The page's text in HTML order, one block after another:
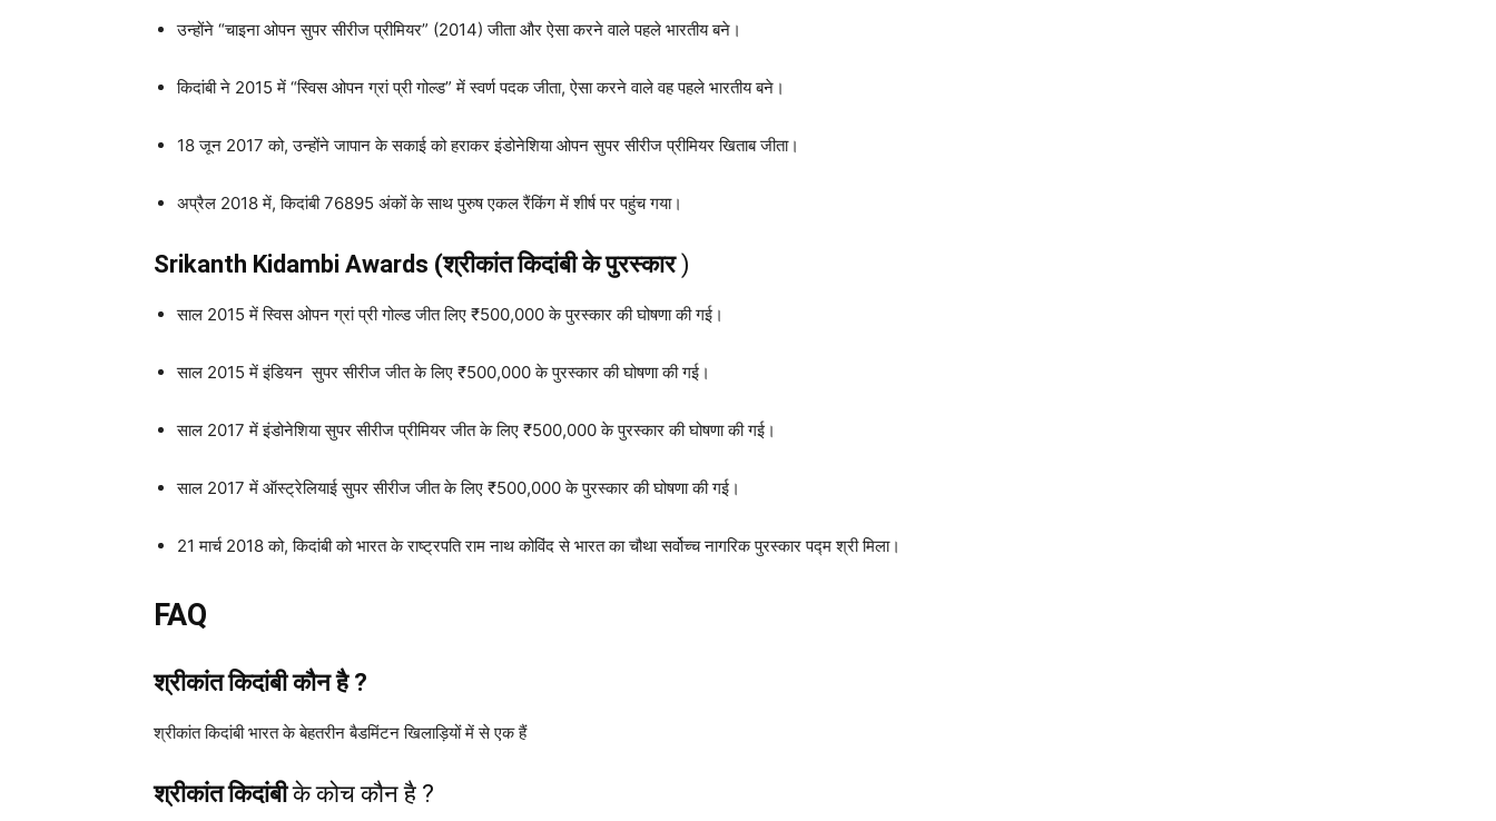
उन्होंने “चाइना ओपन सुपर सीरीज प्रीमियर” (2014) जीता और ऐसा करने वाले पहले भारतीय बने।
किदांबी ने 2015 में “स्विस ओपन ग्रां प्री गोल्ड” में स्वर्ण पदक जीता, ऐसा करने वाले वह पहले भारतीय बने।
18 जून 2017 को, उन्होंने जापान के सकाई को हराकर इंडोनेशिया ओपन सुपर सीरीज प्रीमियर खिताब जीता।
अप्रैल 2018 में, किदांबी 76895 अंकों के साथ पुरुष एकल रैंकिंग में शीर्ष पर पहुंच गया।
Srikanth Kidambi Awards (श्रीकांत किदांबी के पुरस्कार)
साल 2015 में स्विस ओपन ग्रां प्री गोल्ड जीत लिए ₹500,000 के पुरस्कार की घोषणा की गई।
साल 2015 में इंडियन सुपर सीरीज जीत के लिए ₹500,000 के पुरस्कार की घोषणा की गई।
साल 2017 में इंडोनेशिया सुपर सीरीज प्रीमियर जीत के लिए ₹500,000 के पुरस्कार की घोषणा की गई।
साल 2017 में ऑस्ट्रेलियाई सुपर सीरीज जीत के लिए ₹500,000 के पुरस्कार की घोषणा की गई।
21 मार्च 2018 को, किदांबी को भारत के राष्ट्रपति राम नाथ कोविंद से भारत का चौथा सर्वोच्च नागरिक पुरस्कार पद्म श्री मिला।
FAQ
श्रीकांत किदांबी कौन है ?
श्रीकांत किदांबी भारत के बेहतरीन बैडमिंटन खिलाड़ियों में से एक हैं
श्रीकांत किदांबीके कोच कौन है ?